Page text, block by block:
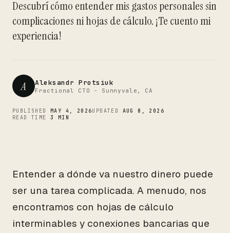
Descubrí cómo entender mis gastos personales sin
complicaciones ni hojas de cálculo. ¡Te cuento mi
experiencia!
A Aleksandr Protsiuk
Fractional CTO - Sunnyvale, CA
PUBLISHED MAY 4, 2026UPDATED AUG 8, 2026
READ TIME 3 MIN
Entender a dónde va nuestro dinero puede
ser una tarea complicada. A menudo, nos
encontramos con hojas de cálculo
interminables y conexiones bancarias que